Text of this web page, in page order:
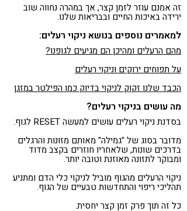
זה אמנם עוזר לזמן קצר, אך במהרה נחווה שוב
ירידה באיכות החיים ובבריאות שלנו.
למאמרים נוספים בנושא ניקוי רעלים:
מהם הרעלים ומהיכן הם מגיעים לגופנו?
על תפוחים ירוקים וניקוי רעלים
הכבד שלנו זקוק לניקוי בדיוק כמו הפילטר במזגן
מה עושים בניקוי רעלים?
בסדנת ניקוי רעלים עושים למעשה RESET לגוף.
מדובר בסוג של "גמילה" מאותם מזונות והרגלים
בדרכים שונות, שלאחריו חוזרים בקצב מדוד
ומבוקר לתזונה מאוזנת וטובה יותר.
ניקוי הרעלים מהגוף מוביל לניקוי כלי הדם ומתניע
תהליכי ריפוי והתחדשות טבעיים של הגוף.
כל זה תוך פרק זמן קצר יחסית.